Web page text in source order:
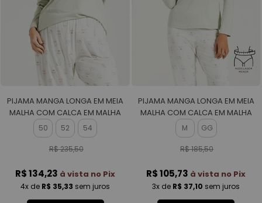
PIJAMA MANGA LONGA EM MEIA
MALHA COM CALCA EM MALHA
ROTATIVA FEMININO
50 52 54
R$ 235,50
R$ 134,23 à vista no Pix
4x de R$ 35,33 sem juros
PIJAMA MANGA LONGA EM MEIA
MALHA COM CALCA EM MALHA
ROTATIVA FEMININO
M GG
R$ 185,50
R$ 105,73 à vista no Pix
3x de R$ 37,10 sem juros